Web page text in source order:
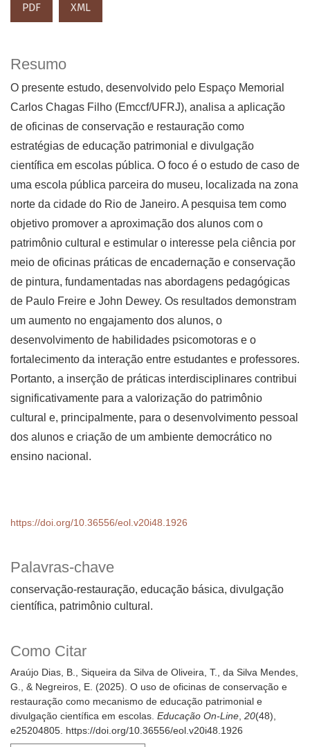
PDF XML
Palavras-chave
conservação-restauração, educação básica, divulgação
científica, patrimônio cultural.
Como Citar
Araújo Dias, B., Siqueira da Silva de Oliveira, T., da Silva Mendes,
G., & Negreiros, E. (2025). O uso de oficinas de conservação e
restauração como mecanismo de educação patrimonial e
divulgação científica em escolas. Educação On-Line, 20(48),
e25204805. https://doi.org/10.36556/eol.v20i48.1926
Resumo
O presente estudo, desenvolvido pelo Espaço Memorial
Carlos Chagas Filho (Emccf/UFRJ), analisa a aplicação
de oficinas de conservação e restauração como
estratégias de educação patrimonial e divulgação
científica em escolas pública. O foco é o estudo de caso de
uma escola pública parceira do museu, localizada na zona
norte da cidade do Rio de Janeiro. A pesquisa tem como
objetivo promover a aproximação dos alunos com o
patrimônio cultural e estimular o interesse pela ciência por
meio de oficinas práticas de encadernação e conservação
de pintura, fundamentadas nas abordagens pedagógicas
de Paulo Freire e John Dewey. Os resultados demonstram
um aumento no engajamento dos alunos, o
desenvolvimento de habilidades psicomotoras e o
fortalecimento da interação entre estudantes e professores.
Portanto, a inserção de práticas interdisciplinares contribui
significativamente para a valorização do patrimônio
cultural e, principalmente, para o desenvolvimento pessoal
dos alunos e criação de um ambiente democrático no
ensino nacional.
https://doi.org/10.36556/eol.v20i48.1926